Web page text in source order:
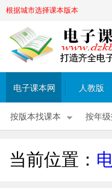
根据城市选择课本版本
电子课本网 人教版
按版本找课本 按年
当前位置：